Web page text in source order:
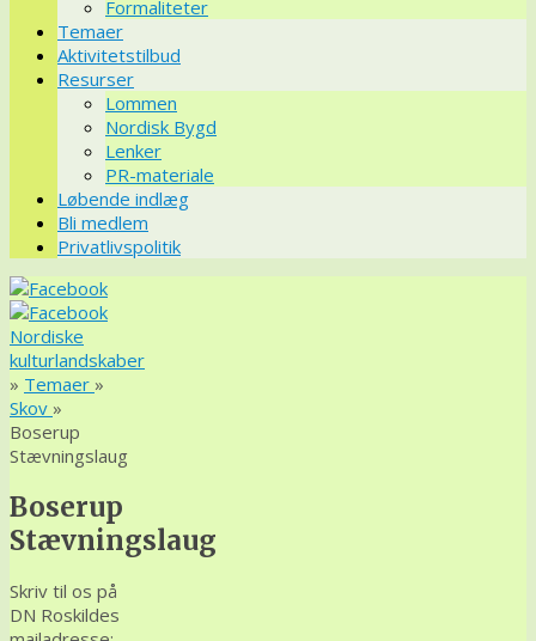
Formaliteter
Temaer
Aktivitetstilbud
Resurser
Lommen
Nordisk Bygd
Lenker
PR-materiale
Løbende indlæg
Bli medlem
Privatlivspolitik
Nordiske
kulturlandskaber
» Temaer »
Skov »
Boserup
Stævningslaug
Boserup
Stævningslaug
Skriv til os på
DN Roskildes